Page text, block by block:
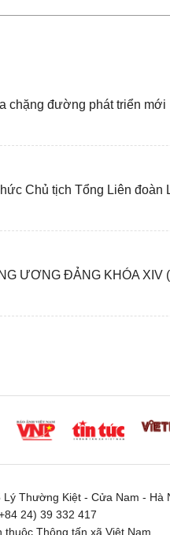
chặng đường phát triển mới
Chủ tịch Tổng Liên đoàn
ƯƠNG ĐẢNG KHÓA XIV
Lý Thường Kiệt - Cửa Nam - Hà
24) 39 332 417
Thông tấn xã Việt Nam.